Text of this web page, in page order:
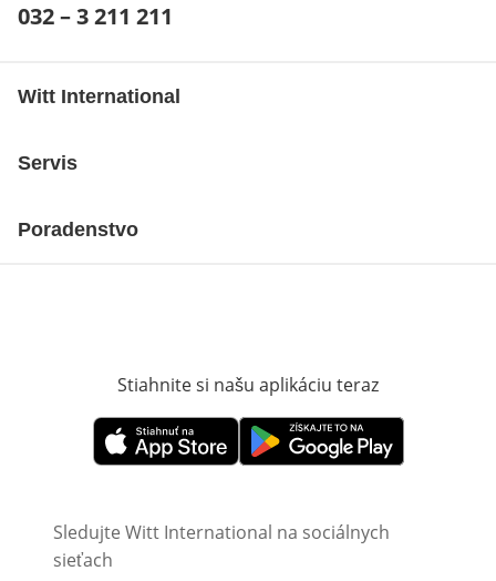
Telefónne číslo:
032 – 3 211 211
Witt International
Servis
Poradenstvo
Stiahnite si našu aplikáciu teraz
Otvorí sa vnovom okneOtvorí sa vnovom okne
Sledujte Witt International na sociálnych
sieťach